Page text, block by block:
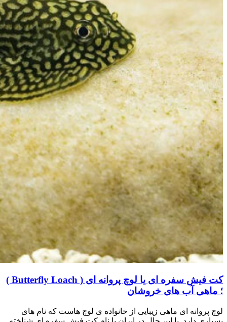
کت فیش سفره ای یا لوچ پروانه ای ( Butterfly Loach )
؛ ماهی آب های خروشان
لوچ پروانه ای ماهی زیبایی از خانواده ی لوچ هاست که نام های